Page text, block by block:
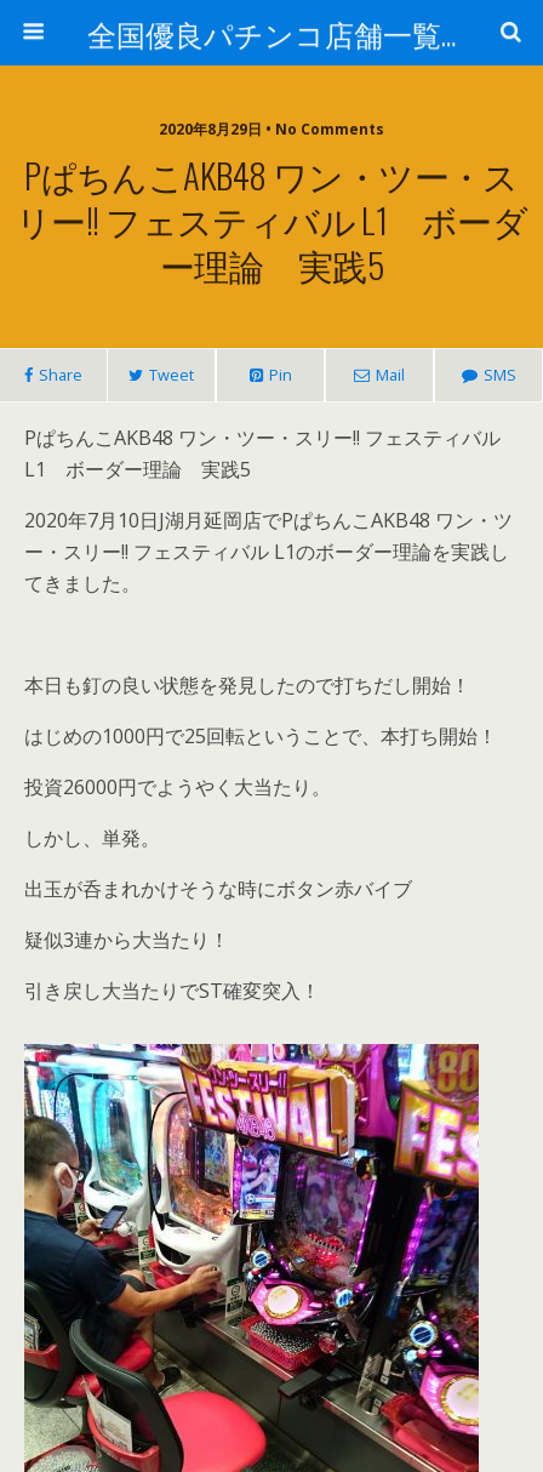
全国優良パチンコ店舗一覧：プロ厳選ガイド
2020年8月29日 • No Comments
PぱちんこAKB48 ワン・ツー・ス
リー!! フェスティバル L1 ボーダ
ー理論 実践5
Share Tweet Pin Mail SMS
PぱちんこAKB48 ワン・ツー・スリー!! フェスティバル
L1 ボーダー理論 実践5
2020年7月10日J湖月延岡店でPぱちんこAKB48 ワン・ツ
ー・スリー!! フェスティバル L1のボーダー理論を実践し
てきました。
本日も釘の良い状態を発見したので打ちだし開始！
はじめの1000円で25回転ということで、本打ち開始！
投資26000円でようやく大当たり。
しかし、単発。
出玉が呑まれかけそうな時にボタン赤バイブ
疑似3連から大当たり！
引き戻し大当たりでST確変突入！